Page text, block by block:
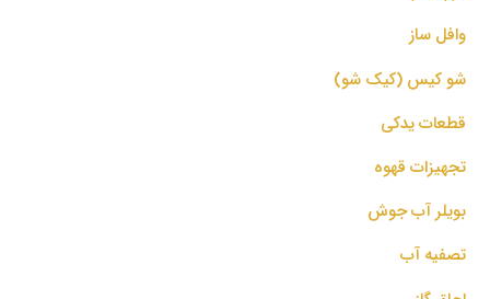
وافل ساز
شو کیس (کیک شو)
قطعات یدکی
تجهیزات قهوه
بویلر آب جوش
تصفیه آب